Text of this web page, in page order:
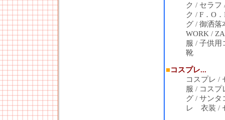
ク / セラフ
ク / F．O
グ / 御洒落
WORK /
服 / 子供用
靴
■コスプレ...
コスプレ /
服 / コス
グ / サンタ
レ 衣装 /